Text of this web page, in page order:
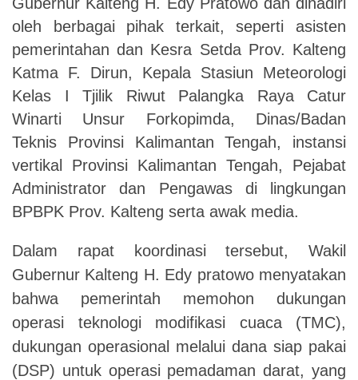
oleh berbagai pihak terkait, seperti asisten
pemerintahan dan Kesra Setda Prov. Kalteng
Katma F. Dirun, Kepala Stasiun Meteorologi
Kelas I Tjilik Riwut Palangka Raya Catur
Winarti Unsur Forkopimda, Dinas/Badan
Teknis Provinsi Kalimantan Tengah, instansi
vertikal Provinsi Kalimantan Tengah, Pejabat
Administrator dan Pengawas di lingkungan
BPBPK Prov. Kalteng serta awak media.
Dalam rapat koordinasi tersebut, Wakil
Gubernur Kalteng H. Edy pratowo menyatakan
bahwa pemerintah memohon dukungan
operasi teknologi modifikasi cuaca (TMC),
dukungan operasional melalui dana siap pakai
(DSP) untuk operasi pemadaman darat, yang